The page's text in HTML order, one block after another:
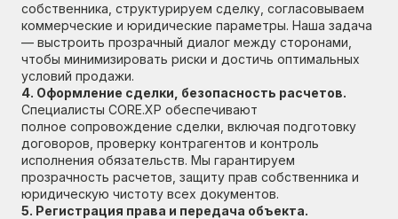
собственника, структурируем сделку, согласовываем
коммерческие и юридические параметры. Наша задача
— выстроить прозрачный диалог между сторонами,
чтобы минимизировать риски и достичь оптимальных
условий продажи.
4. Оформление сделки, безопасность расчетов.
Специалисты CORE.XP обеспечивают
полное сопровождение сделки, включая подготовку
договоров, проверку контрагентов и контроль
исполнения обязательств. Мы гарантируем
прозрачность расчетов, защиту прав собственника и
юридическую чистоту всех документов.
5. Регистрация права и передача объекта.